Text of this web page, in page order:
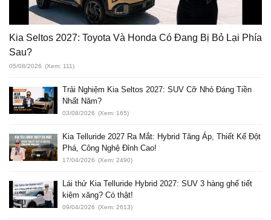
Kia Seltos 2027: Toyota Và Honda Có Đang Bị Bỏ Lại Phía
Sau?
05/08/2026 (Xem: 111)
Trải Nghiệm Kia Seltos 2027: SUV Cỡ Nhỏ Đáng Tiền
Nhất Năm?
03/08/2026 (Xem: 165)
Kia Telluride 2027 Ra Mắt: Hybrid Tăng Áp, Thiết Kế Đột
Phá, Công Nghệ Đỉnh Cao!
17/04/2026 (Xem: 2490)
Lái thử Kia Telluride Hybrid 2027: SUV 3 hàng ghế tiết
kiệm xăng? Có thật!
09/04/2026 (Xem: 2613)